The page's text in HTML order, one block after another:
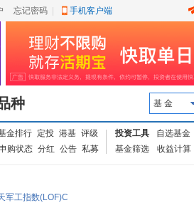
忘记密码 手机客户端
种 基 金
金排行 定投 港基 评级
购状态 分红 公告 私募
投资工具 自选基金
基金筛选
收益计算
军工指数(LOF)C